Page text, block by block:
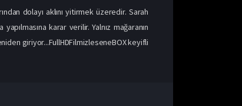
dolayı aklını yitirmek üzeredir. Sarah
karar verilir. Yalnız mağaranın
giriyor...FullHDFilmizleseneBOX keyifli